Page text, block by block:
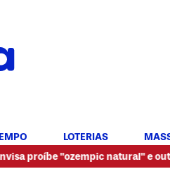
LOTERIAS
"ozempic natural" e outros